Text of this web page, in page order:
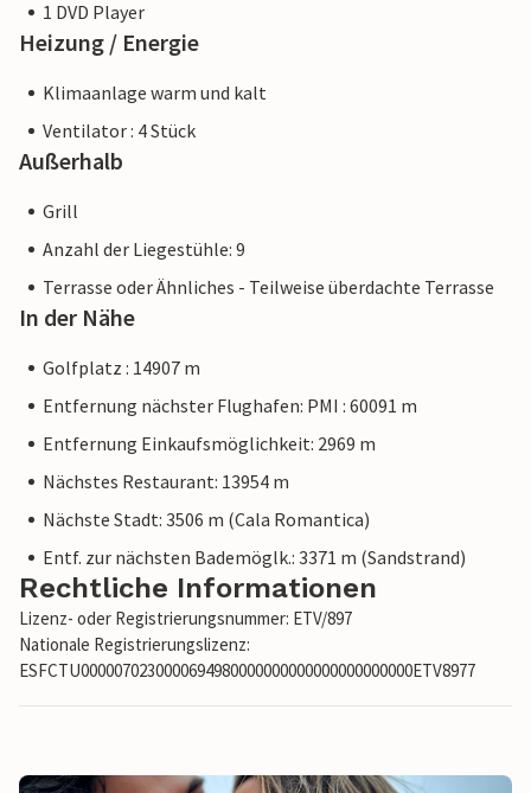
Yachthafen, einen kleinen Badestrand und eine
Strandpromenade. Die Strände von Cala Anguila und Cala
entfernt. Die Fahrt von der Villa zum Flughafen dauert
etwas weniger als eine Stunde.
Eigentümer verwaltet, nicht von einem Unternehmen oder
Verbraucherrecht möglicherweise nicht gilt. Sie können
jedoch sicher sein, dass wir Ihnen denselben Kundenservice
bieten und Ihr Aufenthalt sich nicht von einer Buchung bei
unterscheidet.
1 DVD Player
Heizung / Energie
Klimaanlage warm und kalt
Ventilator : 4 Stück
Außerhalb
Grill
Anzahl der Liegestühle: 9
Terrasse oder Ähnliches - Teilweise überdachte Terrasse
In der Nähe
Golfplatz : 14907 m
Entfernung nächster Flughafen: PMI : 60091 m
Entfernung Einkaufsmöglichkeit: 2969 m
Nächstes Restaurant: 13954 m
Nächste Stadt: 3506 m (Cala Romantica)
Entf. zur nächsten Bademöglk.: 3371 m (Sandstrand)
Rechtliche Informationen
Lizenz- oder Registrierungsnummer: ETV/897
Nationale Registrierungslizenz:
ESFCTU0000070230000694980000000000000000000000ETV8977